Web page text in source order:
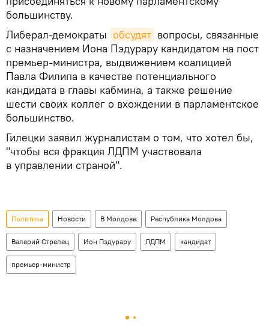
большинству.
Либерал-демократы обсудят вопросы, связанные
с назначением Иона Пэдурару кандидатом на пост
премьер-министра, выдвижением коалицией
Павла Филипа в качестве потенциального
кандидата в главы кабмина, а также решение
шести своих коллег о вхождении в парламентское
большинство.
Гилецки заявил журналистам о том, что хотел бы,
"чтобы вся фракция ЛДПМ участвовала
в управлении страной".
Политика Новости В Молдове Республика Молдова
Валерий Стрелец Ион Пэдурару ЛДПМ кандидат
премьер-министр